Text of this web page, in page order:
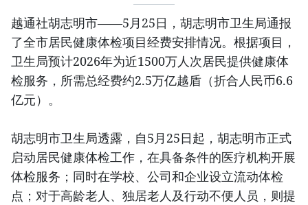
越通社胡志明市——5月25日，胡志明市卫生局通报
了全市居民健康体检项目经费安排情况。根据项目，
卫生局预计2026年为近1500万人次居民提供健康体
检服务，所需总经费约2.5万亿越盾（折合人民币6.6
亿元）。
胡志明市卫生局透露，自5月25日起，胡志明市正式
启动居民健康体检工作，在具备条件的医疗机构开展
体检服务；同时在学校、公司和企业设立流动体检
点；对于高龄老人、独居老人及行动不便人员，则提